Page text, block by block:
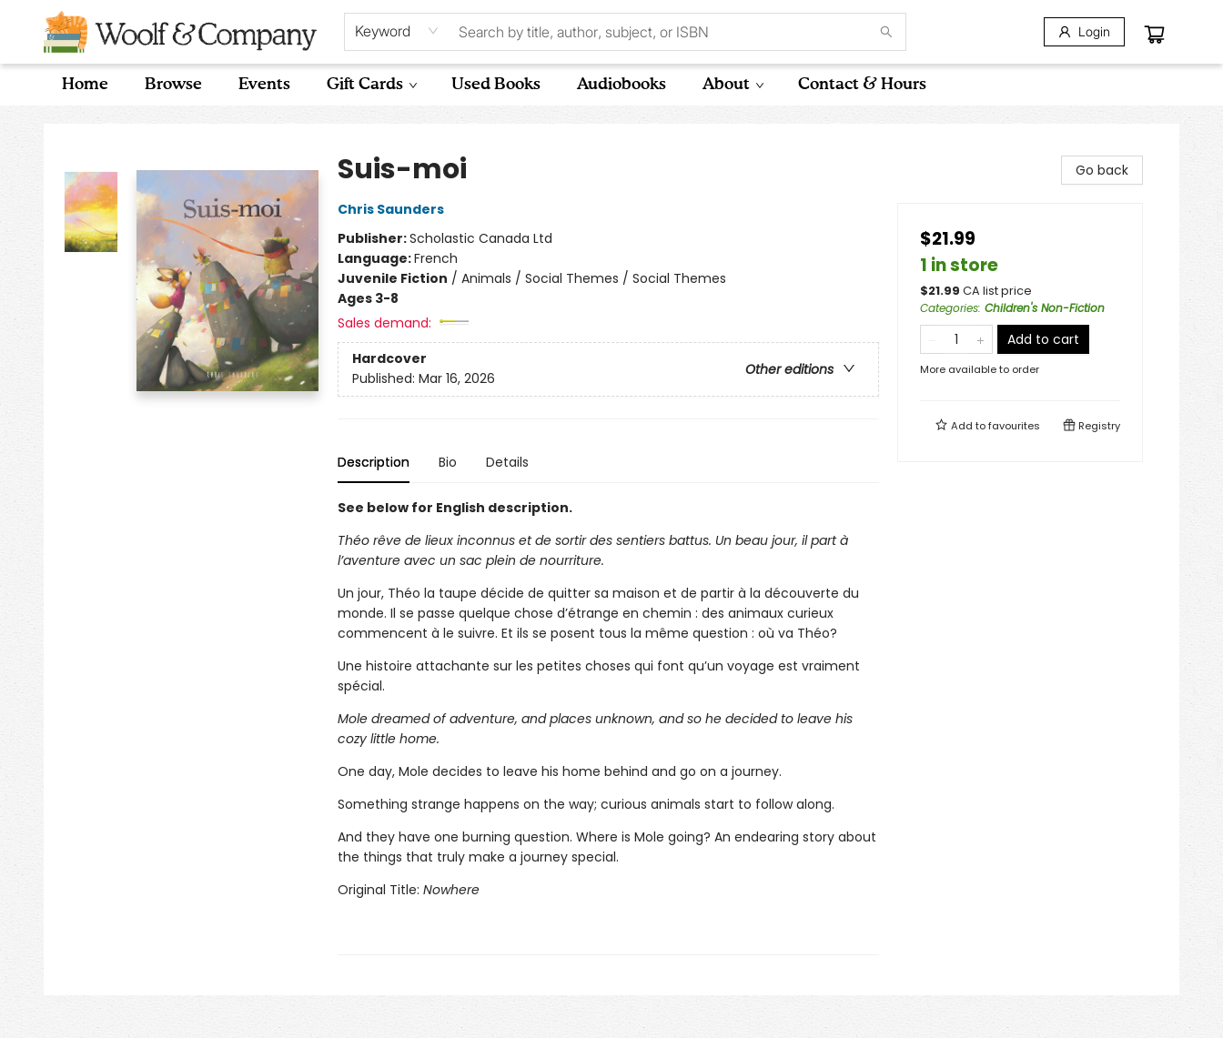
Keyword Login
Home Browse Events Gift Cards Used Books Audiobooks About Contact & Hours
Woolf & Company
Suis-moi
Chris Saunders
Publisher:Scholastic Canada Ltd
Language:French
Juvenile Fiction / Animals / Social Themes / Social Themes
Ages 3-8
Sales demand:
Hardcover
Other editions
Published: Mar 16, 2026
Description Bio Details
See below for English description.
Théo rêve de lieux inconnus et de sortir des sentiers battus. Un beau jour, il part à
l’aventure avec un sac plein de nourriture.
Un jour, Théo la taupe décide de quitter sa maison et de partir à la découverte du
monde. Il se passe quelque chose d’étrange en chemin : des animaux curieux
commencent à le suivre. Et ils se posent tous la même question : où va Théo?
Une histoire attachante sur les petites choses qui font qu’un voyage est vraiment
spécial.
Mole dreamed of adventure, and places unknown, and so he decided to leave his
cozy little home.
One day, Mole decides to leave his home behind and go on a journey.
Something strange happens on the way; curious animals start to follow along.
And they have one burning question. Where is Mole going? An endearing story about
the things that truly make a journey special.
Original Title: Nowhere
Go back
$21.99
1 in store
$21.99 CA list price
Categories: Children's Non-Fiction
Add to cart
More available to order
Add tofavourites Registry